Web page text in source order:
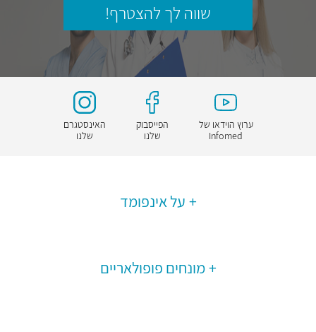
שווה לך להצטרף!
ערוץ הוידאו של
Infomed
הפייסבוק
שלנו
האינסטגרם
שלנו
על אינפומד
מונחים פופולאריים